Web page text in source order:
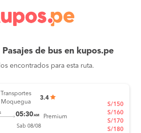
Pasajes de bus en kupos.pe
encontrados para esta ruta.
Transportes
Moquegua
3.4
05:30AM
Sab 08/08
Premium
S/150
S/160
S/170
S/180